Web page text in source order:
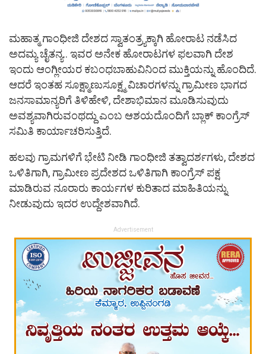
ಮಹಾತ್ಮ ಗಾಂಧೀಜಿ ದೇಶದ ಸ್ವಾತಂತ್ರ್ಯಕ್ಕಾಗಿ ಹೋರಾಟ ನಡೆಸಿದ
ಅದಮ್ಯ ಚೈತನ್ಯ.. ಇವರ ಅನೇಕ ಹೋರಾಟಗಳ ಫಲವಾಗಿ ದೇಶ
ಇಂದು ಆಂಗ್ಲೀಯರ ಕಬಂಧಬಾಹುವಿನಿಂದ ಮುಕ್ತಿಯನ್ನು ಹೊಂದಿದೆ.
ಆದರೆ ಇಂತಹ ಸೂಕ್ಷ್ಮಾಣುಸೂಕ್ಷ್ಮ ವಿಚಾರಗಳನ್ನು ಗ್ರಾಮೀಣ ಭಾಗದ
ಜನಸಾಮಾನ್ಯರಿಗೆ ತಿಳಿಹೇಳಿ, ದೇಶಾಭಿಮಾನ ಮೂಡಿಸುವುದು
ಅವಶ್ಯವಾಗಿರುವಂಥದ್ದು ಎಂಬ ಆಶಯದೊಂದಿಗೆ ಬ್ಲಾಕ್ ಕಾಂಗ್ರೆಸ್
ಸಮಿತಿ ಕಾರ್ಯಾಚರಿಸುತ್ತಿದೆ.
ಹಲವು ಗ್ರಾಮಗಳಿಗೆ ಭೇಟಿ ನೀಡಿ ಗಾಂಧೀಜಿ ತತ್ವಾದರ್ಶಗಳು, ದೇಶದ
ಒಳಿತಿಗಾಗಿ, ಗ್ರಾಮೀಣ ಪ್ರದೇಶದ ಒಳಿತಿಗಾಗಿ ಕಾಂಗ್ರೆಸ್ ಪಕ್ಷ
ಮಾಡಿರುವ ನೂರಾರು ಕಾರ್ಯಗಳ ಕುರಿತಾದ ಮಾಹಿತಿಯನ್ನು
ನೀಡುವುದು ಇದರ ಉದ್ದೇಶವಾಗಿದೆ.
Advertisement